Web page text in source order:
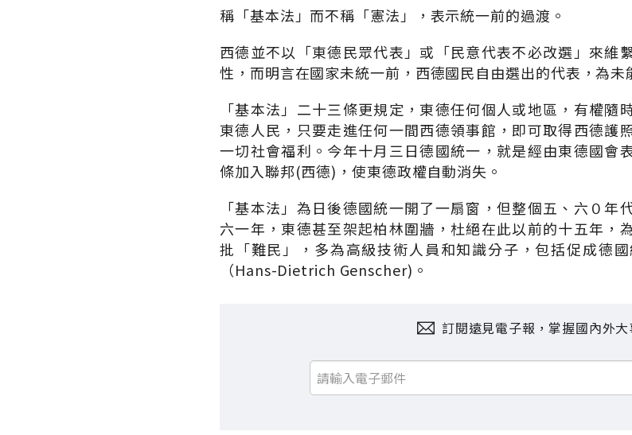
稱「基本法」而不稱「憲法」，表示統一前的過渡。
西德並不以「東德民眾代表」或「民意代表不必改選」來維
性，而明言在國家未統一前，西德國民自由選出的代表，為未
「基本法」二十三條更規定，東德任何個人或地區，有權隨
東德人民，只要走進任何一間西德領事館，即可取得西德護
一切社會福利。今年十月三日德國統一，就是經由東德國會
條加入聯邦(西德)，使東德政權自動消失。
「基本法」為日後德國統一開了一扇窗，但整個五、六０年
六一年，東德甚至架起柏林圍牆，杜絕在此以前的十五年，
批「難民」，多為高級技術人員和知識分子，包括促成德
（Hans-Dietrich Genscher)。
訂閱遠見電子報，掌握國內外大